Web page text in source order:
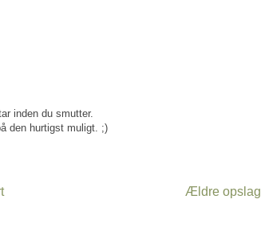
inden du smutter.
den hurtigst muligt. ;)
Ældre opslag